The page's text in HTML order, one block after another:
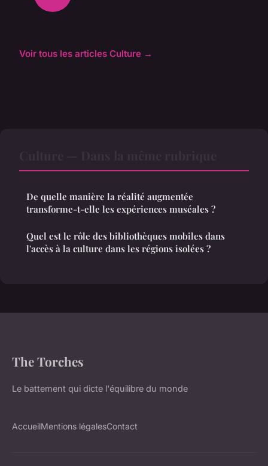
Voir tous les articles Culture →
De quelle manière la réalité augmentée
transforme-t-elle les expériences muséales ?
Quel est le rôle des bibliothèques mobiles dans
l'accès à la culture dans les régions isolées ?
The Torches
Le battement qui dicte l'équilibre du monde
AccueilMentions légalesContact